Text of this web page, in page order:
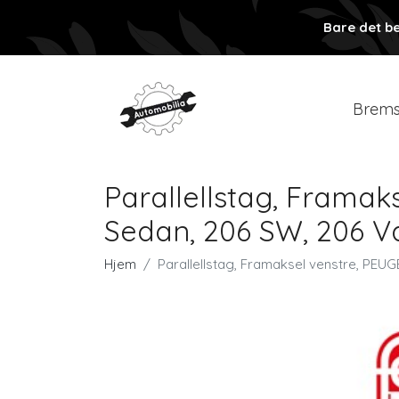
Bare det
Parallellstag,
Sedan, 206 SW, 206
Hjem Parallellstag, Framaksel venstre,